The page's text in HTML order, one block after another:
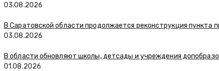
03.08.2026
В Саратовской области продолжается реконструкция пункта
03.08.2026
В области обновляют школы, детсады и учреждения
01.08.2026